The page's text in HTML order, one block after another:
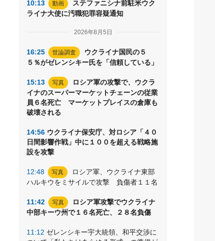
10:13 動画
ステファニシナ前駐米ウク
ライナ大使に汚職犯罪容疑通知
2026年8月5日
16:25 世論調査
ウクライナ国民の５
５％がゼレンシキー氏を「信頼している」
15:13 写真
ロシア軍の攻撃で、ウクラ
イナのスーパーマーケットチェーンの従業
員６名死亡 マーケットプレイスの倉庫も
破壊される
14:56 ウクライナ保安庁、対ロシア「４０
日間影響作戦」中に１００を超える戦略施
設を攻撃
12:48 写真
ロシア軍、ウクライナ東部
ハルキウをミサイルで攻撃 負傷者１１名
11:42 写真
ロシア軍攻撃でウクライナ
中部キーウ州で１６名死亡、２８名負傷
11:12 ゼレンシキー宇大統領、和平交渉に